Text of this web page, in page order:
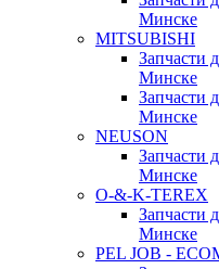
Минске
MITSUBISHI
Запчасти
Минске
Запчасти
Минске
NEUSON
Запчасти
Минске
O-&-K-TEREX
Запчасти
Минске
PEL JOB -